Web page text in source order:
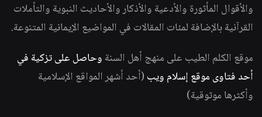
والأقوال المأثورة والأدعية والأذكار والأحاديث النبوية والتأملات
القرآنية بالإضافة لمئات المقالات في المواضيع الإيمانية المتنوعة.
موقع الكلم الطيب على منهج أهل السنة وحاصل على تزكية في
أحد فتاوى موقع إسلام ويب (أحد أشهر المواقع الإسلامية
وأكثرها موثوقية)